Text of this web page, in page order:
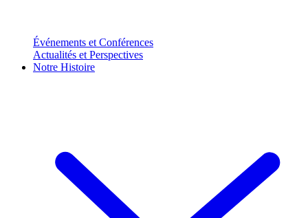
Événements et Conférences
Actualités et Perspectives
Notre Histoire